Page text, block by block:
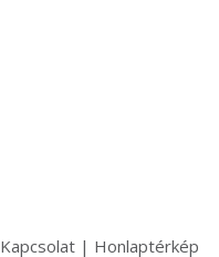
Kapcsolat| Honlaptérkép